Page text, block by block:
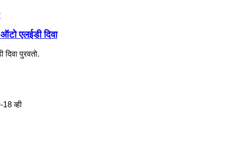
एलईडी दिवा
पुरवतो.
व्ही